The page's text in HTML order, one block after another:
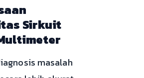
Sirkuit
masalah